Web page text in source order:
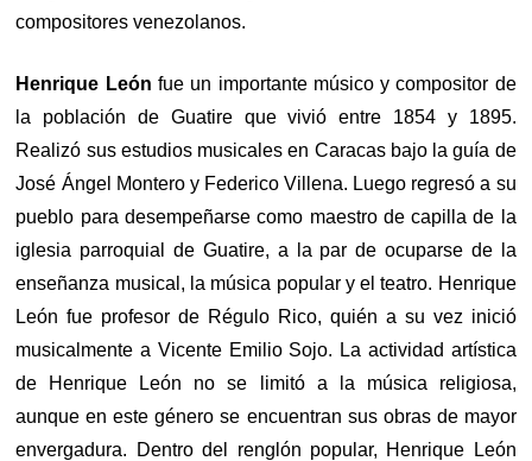
compositores venezolanos.
Henrique León fue un importante músico y compositor de
la población de Guatire que vivió entre 1854 y 1895.
Realizó sus estudios musicales en Caracas bajo la guía de
José Ángel Montero y Federico Villena. Luego regresó a su
pueblo para desempeñarse como maestro de capilla de la
iglesia parroquial de Guatire, a la par de ocuparse de la
enseñanza musical, la música popular y el teatro. Henrique
León fue profesor de Régulo Rico, quién a su vez inició
musicalmente a Vicente Emilio Sojo. La actividad artística
de Henrique León no se limitó a la música religiosa,
aunque en este género se encuentran sus obras de mayor
envergadura. Dentro del renglón popular, Henrique León